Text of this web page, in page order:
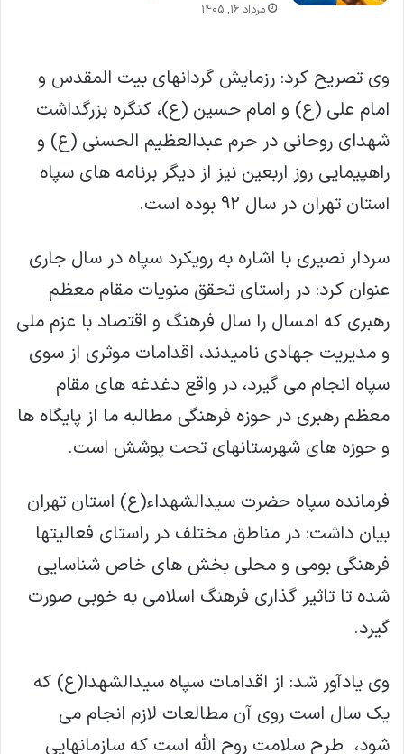
مرداد 16, 1405
وی تصریح کرد: رزمایش گردانهای بیت المقدس و
امام علی (ع) و امام حسین (ع)، کنگره بزرگداشت
شهدای روحانی در حرم عبدالعظیم الحسنی (ع) و
راهپیمایی روز اربعین نیز از دیگر برنامه های سپاه
استان تهران در سال 92 بوده است.
سردار نصیری با اشاره به رویکرد سپاه در سال جاری
عنوان کرد: در راستای تحقق منویات مقام معظم
رهبری که امسال را سال فرهنگ و اقتصاد با عزم ملی
و مدیریت جهادی نامیدند، اقدامات موثری از سوی
سپاه انجام می گیرد، در واقع دغدغه های مقام
معظم رهبری در حوزه فرهنگی مطالبه ما از پایگاه ها
و حوزه های شهرستانهای تحت پوشش است.
فرمانده سپاه حضرت سیدالشهداء(ع) استان تهران
بیان داشت: در مناطق مختلف در راستای فعالیتها
فرهنگی بومی و محلی بخش های خاص شناسایی
شده تا تاثیر گذاری فرهنگ اسلامی به خوبی صورت
گیرد.
وی یادآور شد: از اقدامات سپاه سیدالشهدا(ع) که
یک سال است روی آن مطالعات لازم انجام می
شود، طرح سلامت روح الله است که سازمانهایی